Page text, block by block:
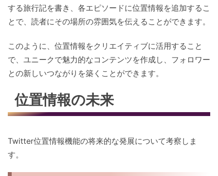
する旅行記を書き、各エピソードに位置情報を追加するこ
とで、読者にその場所の雰囲気を伝えることができます。
このように、位置情報をクリエイティブに活用すること
で、ユニークで魅力的なコンテンツを作成し、フォロワー
との新しいつながりを築くことができます。
位置情報の未来
Twitter位置情報機能の将来的な発展について考察しま
す。